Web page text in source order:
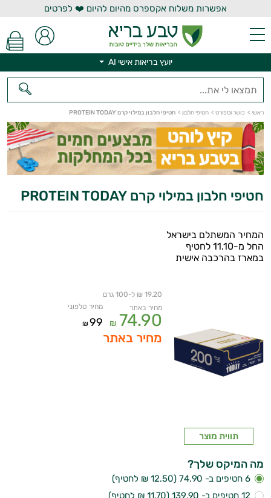
אפשרות משלוח אקספרס מהיום להיום ❤️ לפרטים
יועץ בריאות אישי AI
ראשי > כושר וספורט > חטיפי חלבון > חטיפי חלבון במילוי קרם PROTEIN TODAY
השינה
עיכול
חטיפי חלבון במילוי קרם PROTEIN TODAY
המחיר המשתלם בישראל
החל מ-11.10 לחטיף
במארז בהרכבה אישית
תווית מוצר
19.20 ₪ ל-100 גרם
מחיר באתר
74.90
₪
מחיר טלפוני
99
₪
מחיר באתר
מה המיקס שלך?
6 חטיפים ב- 74.90 (12.50 ₪ לחטיף)
12 חטיפים ב- 139.90 (11.70 ₪ לחטיף)